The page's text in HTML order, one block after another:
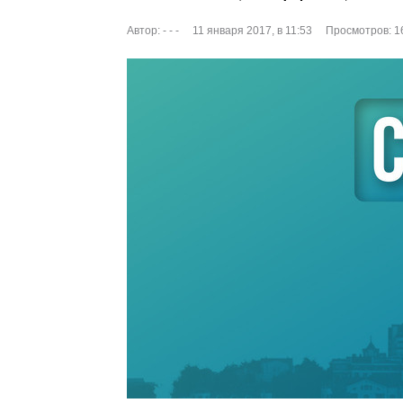
Автор: - - - 11 января 2017, в 11:53 Просмотров: